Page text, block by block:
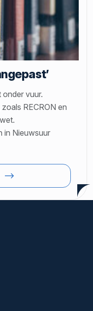
onder vuur.
RECRON en
in Nieuwsuur